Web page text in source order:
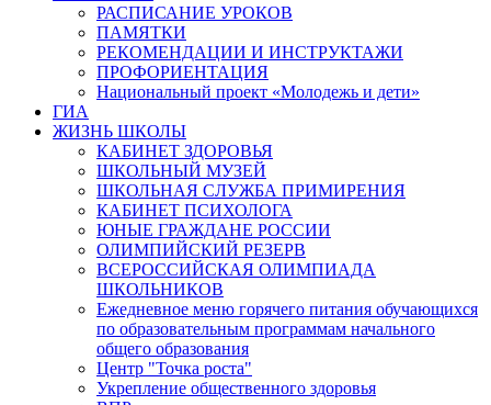
РАСПИСАНИЕ УРОКОВ
ПАМЯТКИ
РЕКОМЕНДАЦИИ И ИНСТРУКТАЖИ
ПРОФОРИЕНТАЦИЯ
Национальный проект «Молодежь и дети»
ГИА
ЖИЗНЬ ШКОЛЫ
КАБИНЕТ ЗДОРОВЬЯ
ШКОЛЬНЫЙ МУЗЕЙ
ШКОЛЬНАЯ СЛУЖБА ПРИМИРЕНИЯ
КАБИНЕТ ПСИХОЛОГА
ЮНЫЕ ГРАЖДАНЕ РОССИИ
ОЛИМПИЙСКИЙ РЕЗЕРВ
ВСЕРОССИЙСКАЯ ОЛИМПИАДА
ШКОЛЬНИКОВ
Ежедневное меню горячего питания обучающихся
по образовательным программам начального
общего образования
Центр "Точка роста"
Укрепление общественного здоровья